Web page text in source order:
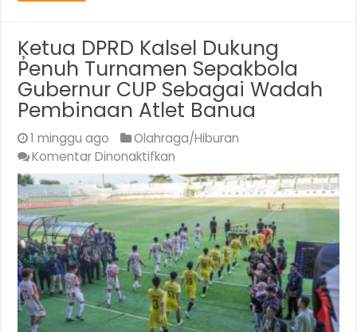
Ķetua DPRD Kalsel Dukung
Penuh Turnamen Sepakbola
Gubernur CUP Sebagai Wadah
Pembinaan Atlet Banua
1 minggu ago
Olahraga/Hiburan
Komentar Dinonaktifkan
Ķetua
DPRD
Kalsel
Dukung
Penuh
Turnamen
Sepakbola
Gubernur
CUP